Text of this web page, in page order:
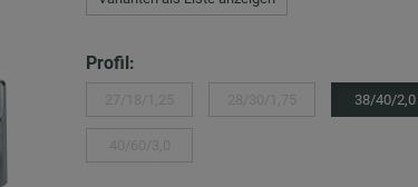
Profil:
38/40/2,0